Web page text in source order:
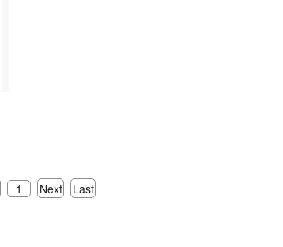
1 Next Last